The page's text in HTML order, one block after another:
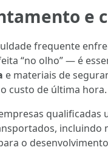
e
frequente
“no olho” — é
e materiais de
custo de última hora.
qualificadas
incluindo
o